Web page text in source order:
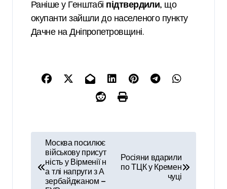
Раніше у Генштабі підтвердили, що
окупанти зайшли до населеного пункту
Дачне на Дніпропетровщині.
в
Москва посилює
військову присут
ність у Вірменії н
а тлі напруги з А
зербайджаном —
Росіяни вдарили
по ТЦК у Кремен
чуці